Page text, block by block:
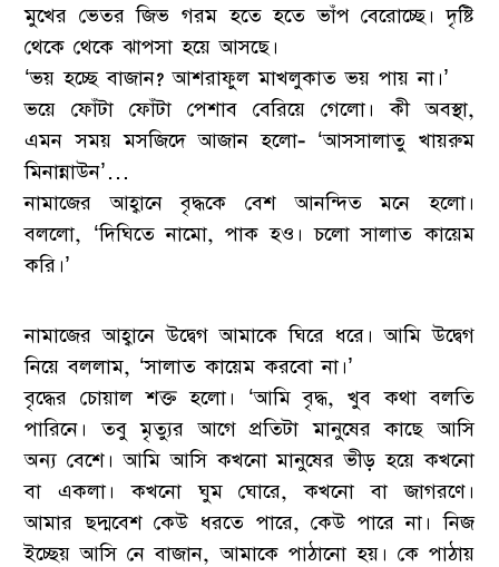
মুখের ভেতর জিভ গরম হতে হতে ভাঁপ বেরোচ্ছে। দৃষ্টি
থেকে থেকে ঝাপসা হয়ে আসছে।
‘ভয় হচ্ছে বাজান? আশরাফুল মাখলুকাত ভয় পায় না।’
ভয়ে ফোঁটা ফোঁটা পেশাব বেরিয়ে গেলো। কী অবস্থা,
এমন সময় মসজিদে আজান হলো- ‘আসসালাতু খায়রুম
মিনান্নাউন’…
নামাজের আহ্বানে বৃদ্ধকে বেশ আনন্দিত মনে হলো।
বললো, ‘দিঘিতে নামো, পাক হও। চলো সালাত কায়েম
করি।’
নামাজের আহ্বানে উদ্বেগ আমাকে ঘিরে ধরে। আমি উদ্বেগ
নিয়ে বললাম, ‘সালাত কায়েম করবো না।’
বৃদ্ধের চোয়াল শক্ত হলো। ‘আমি বৃদ্ধ, খুব কথা বলতি
পারিনে। তবু মৃত্যুর আগে প্রতিটা মানুষের কাছে আসি
অন্য বেশে। আমি আসি কখনো মানুষের ভীড় হয়ে কখনো
বা একলা। কখনো ঘুম ঘোরে, কখনো বা জাগরণে।
আমার ছদ্মবেশ কেউ ধরতে পারে, কেউ পারে না। নিজ
ইচ্ছেয় আসি নে বাজান, আমাকে পাঠানো হয়। কে পাঠায়